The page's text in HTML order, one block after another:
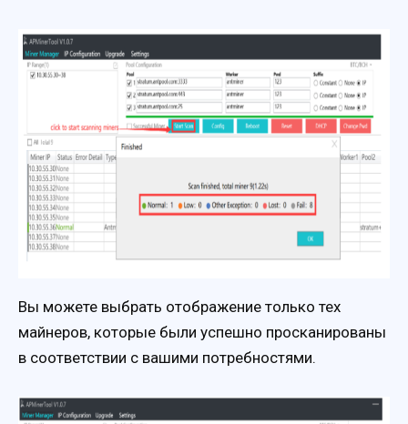
Вы можете выбрать отображение только тех
майнеров, которые были успешно просканированы
в соответствии с вашими потребностями.